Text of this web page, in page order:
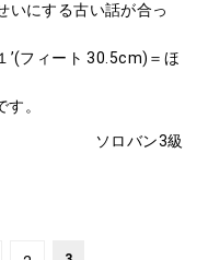
いにする古い話が合っ
’(フィート 30.5cm)＝ほ
。
ソロバン3級